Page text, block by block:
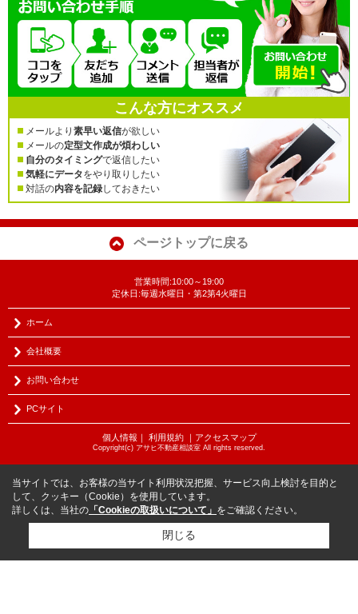
こんな方にオススメ
メールより 素早い返信が欲しい
メールの定型文作成が煩わしい
自分のタイミングで返信したい
気軽にデータをやり取りしたい
対話の内容を記録しておきたい
ページトップに戻る
営業時間:10:00～19:00
定休日:毎週水曜日・第2第4火曜日
ホーム
会社概要
お問い合わせ
PCサイト
個人情報 ｜ 利用規約｜ アクセスマップ
Copyright(c) アサヒ不動産相談室 All rights reserved.
当サイトでは、お客様の当サイト利用状況把握、サービス向上検討を目的と
して、クッキー（Cookie）を使用しています。
詳しくは、当社の 「Cookieの取扱いについて」 をご確認ください。
閉じる